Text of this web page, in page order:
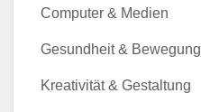
Computer & Medien
Gesundheit & Bewegung
Kreativität & Gestaltung